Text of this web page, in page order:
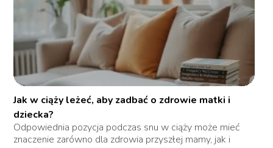
Jak w ciąży leżeć, aby zadbać o zdrowie matki i
dziecka?
Odpowiednia pozycja podczas snu w ciąży może mieć
znaczenie zarówno dla zdrowia przyszłej mamy, jak i